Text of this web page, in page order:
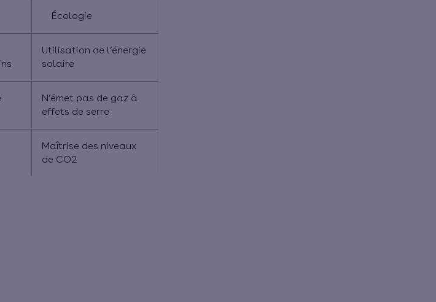
Écologie
Utilisation de l’énergie
solaire
N’émet pas de gaz à
effets de serre
Maîtrise des niveaux
de CO2